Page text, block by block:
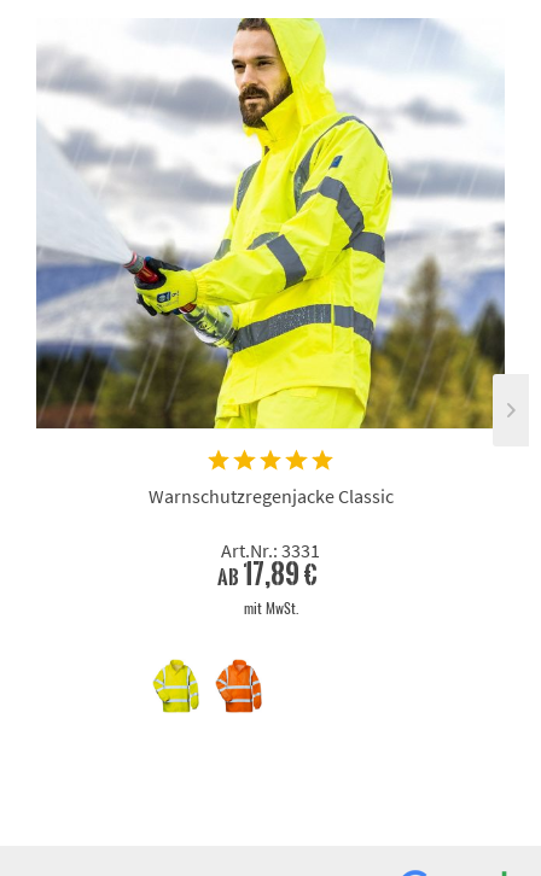
Warnschutzregenjacke Classic
Art.Nr.: 3331
ab 17,89 €
mit MwSt.